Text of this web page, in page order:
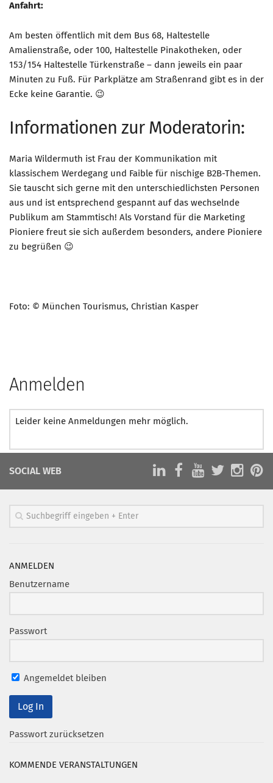
Anfahrt:
Am besten öffentlich mit dem Bus 68, Haltestelle
Amalienstraße, oder 100, Haltestelle Pinakotheken, oder
153/154 Haltestelle Türkenstraße – dann jeweils ein paar
Minuten zu Fuß. Für Parkplätze am Straßenrand gibt es in der
Ecke keine Garantie. 😉
Informationen zur Moderatorin:
Maria Wildermuth ist Frau der Kommunikation mit
klassischem Werdegang und Faible für nischige B2B-Themen.
Sie tauscht sich gerne mit den unterschiedlichsten Personen
aus und ist entsprechend gespannt auf das wechselnde
Publikum am Stammtisch! Als Vorstand für die Marketing
Pioniere freut sie sich außerdem besonders, andere Pioniere
zu begrüßen 😉
Foto: © München Tourismus, Christian Kasper
Anmelden
Leider keine Anmeldungen mehr möglich.
SOCIAL WEB
ANMELDEN
Benutzername
Passwort
Angemeldet bleiben
Passwort zurücksetzen
KOMMENDE VERANSTALTUNGEN